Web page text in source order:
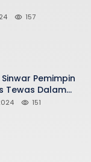
157
Pemimpin
Tewas Dalam
Israel di Gaza
151